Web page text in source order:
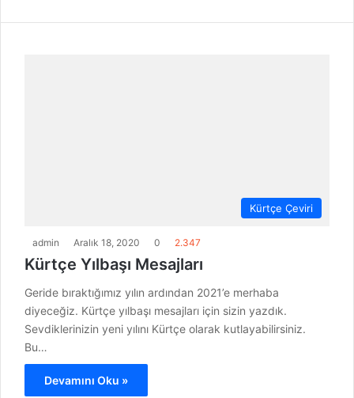
Kürtçe Çeviri
admin Aralık 18, 2020 0 2.347
Kürtçe Yılbaşı Mesajları
Geride bıraktığımız yılın ardından 2021’e merhaba
diyeceğiz. Kürtçe yılbaşı mesajları için sizin yazdık.
Sevdiklerinizin yeni yılını Kürtçe olarak kutlayabilirsiniz.
Bu…
Devamını Oku »